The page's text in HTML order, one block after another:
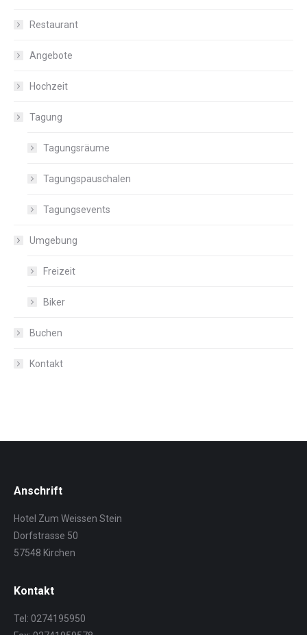
Restaurant
Angebote
Hochzeit
Tagung
Tagungsräume
Tagungspauschalen
Tagungsevents
Umgebung
Freizeit
Biker
Buchen
Kontakt
Anschrift
Hotel Zum Weissen Stein
Dorfstrasse 50
57548 Kirchen
Kontakt
Tel: 0274195950